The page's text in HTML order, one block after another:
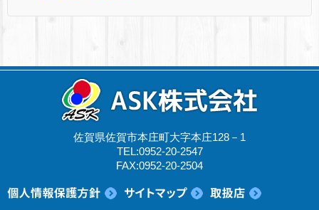
佐賀県佐賀市本庄町大字本庄128－1
TEL:0952-20-2547
FAX:0952-20-2504